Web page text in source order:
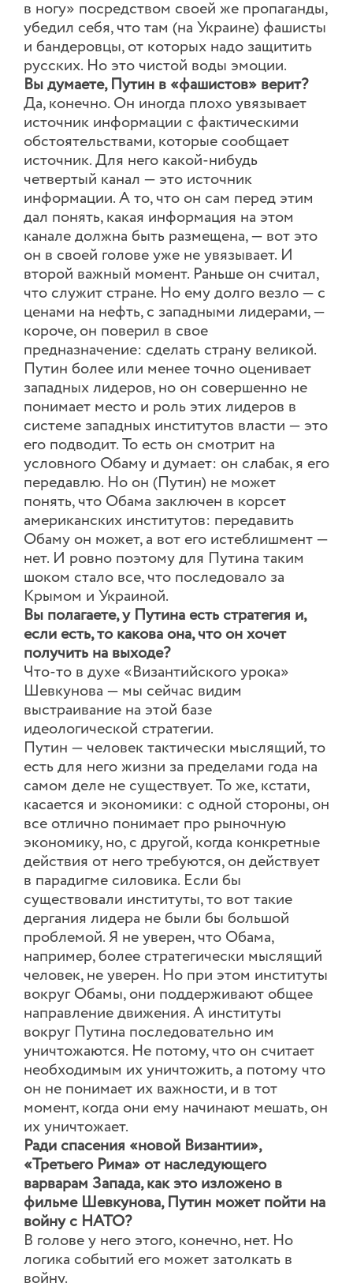
в ногу» посредством своей же пропаганды,
убедил себя, что там (на Украине) фашисты
и бандеровцы, от которых надо защитить
русских. Но это чистой воды эмоции.
Вы думаете, Путин в «фашистов» верит?
Да, конечно. Он иногда плохо увязывает
источник информации с фактическими
обстоятельствами, которые сообщает
источник. Для него какой-нибудь
четвертый канал — это источник
информации. А то, что он сам перед этим
дал понять, какая информация на этом
канале должна быть размещена, — вот это
он в своей голове уже не увязывает. И
второй важный момент. Раньше он считал,
что служит стране. Но ему долго везло — с
ценами на нефть, с западными лидерами, —
короче, он поверил в свое
предназначение: сделать страну великой.
Путин более или менее точно оценивает
западных лидеров, но он совершенно не
понимает место и роль этих лидеров в
системе западных институтов власти — это
его подводит. То есть он смотрит на
условного Обаму и думает: он слабак, я его
передавлю. Но он (Путин) не может
понять, что Обама заключен в корсет
американских институтов: передавить
Обаму он может, а вот его истеблишмент —
нет. И ровно поэтому для Путина таким
шоком стало все, что последовало за
Крымом и Украиной.
Вы полагаете, у Путина есть стратегия и,
если есть, то какова она, что он хочет
получить на выходе?
Что-то в духе «Византийского урока»
Шевкунова — мы сейчас видим
выстраивание на этой базе
идеологической стратегии.
Путин — человек тактически мыслящий, то
есть для него жизни за пределами года на
самом деле не существует. То же, кстати,
касается и экономики: с одной стороны, он
все отлично понимает про рыночную
экономику, но, с другой, когда конкретные
действия от него требуются, он действует
в парадигме силовика. Если бы
существовали институты, то вот такие
дергания лидера не были бы большой
проблемой. Я не уверен, что Обама,
например, более стратегически мыслящий
человек, не уверен. Но при этом институты
вокруг Обамы, они поддерживают общее
направление движения. А институты
вокруг Путина последовательно им
уничтожаются. Не потому, что он считает
необходимым их уничтожить, а потому что
он не понимает их важности, и в тот
момент, когда они ему начинают мешать, он
их уничтожает.
Ради спасения «новой Византии»,
«Третьего Рима» от наследующего
варварам Запада, как это изложено в
фильме Шевкунова, Путин может пойти на
войну с НАТО?
В голове у него этого, конечно, нет. Но
логика событий его может затолкать в
войну.